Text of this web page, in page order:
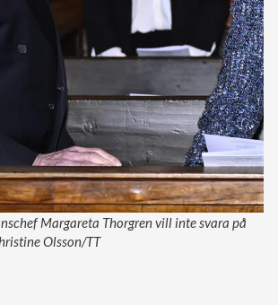
Margareta Thorgren vill inte svara på
Olsson/TT